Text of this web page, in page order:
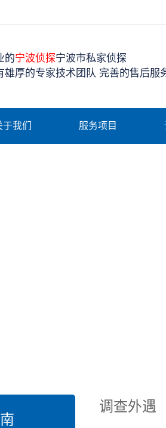
的宁波侦探宁波市私家侦探
雄厚的专家技术团队 完善的售后服
于我们 服务项目
调查外遇